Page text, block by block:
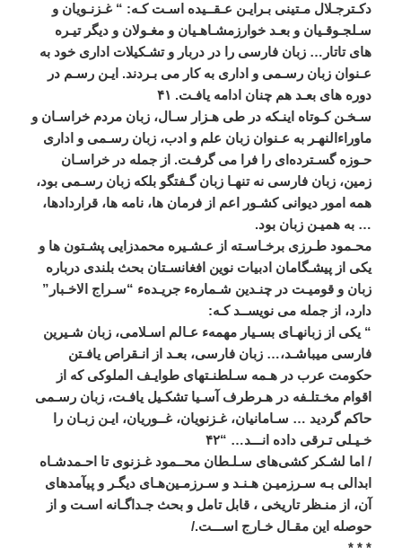
دکـترجـلال مـتينی بـرايـن عـقــيده اسـت کـه: “غـزنـويان و
سـلجـوقـيان و بعـد خوارزمشـاهـيان و مغـولان و ديگر تيـره
های تاتار …زبان فارسی را در دربار و تشـکيلات اداری خود به
عـنوان زبان رسـمی و اداری به کار می ‌بـردند. ايـن رسـم در
دوره های بعـد هم چنان ادامه يافـت. ۴۱
سـخـن کـوتاه اينـکه در طی هـزار سـال، زبان مردم خراسـان و
ماوراءالنهـر به عـنوان زبان علم و ادب، زبان رسـمی و اداری
حـوزه گسـترده ای را فرا می ‌گرفـت. از جمله در خراسـان
زمين، زبان فارسی نه تنهـا زبان گـفتگو بلکه زبان رسـمی بود،
همه امور ديوانی کشـور اعم از فرمان ها، نامه ها، قراردادها،
…به هميـن زبان بود.
محـمود طـرزی برخـاسـته از عـشـيره محمدزايی پشـتون ها و
يکی از پيشـگامان ادبيات نوين افغانسـتان بحث بلندی درباره
زبان و قوميـت در چنـدين شـمارهء جريـدهء “سـراج الاخـبار ”
دارد، از جمله می ‌نويســد کـه:
“يکی از زبانهـای بسـيار مهمهء عـالم اسـلامی، زبان شـيرين
فارسی ميباشـد،…زبان فارسی، بعـد از انـقراص يافـتن
حکومت عرب در هـمه سـلطنـتهای طوايـف الملوکی که از
اقوام مخـتلـفه در هـرطرف آسـيا تشکـيل يافـت، زبان رسـمی
حاکم گرديد … سـامانيان، غـزنويان، غــوريان، ايـن زبـان را
خـيـلی تـرقی داده انـــد… “۴۲
/ اما لشـکر کشیهای سـلـطان محــمود غـزنوی تا احـمدشـاه
ابدالی بـه سـرزميـن هـنـد و سـرزمـينهـای ديگـر و پيآمدهای
آن، از منـظر تاريخی ، قابل تامل و بحث جـداگـانه اسـت و از
حوصله اين مقـال خـارج اســـت./